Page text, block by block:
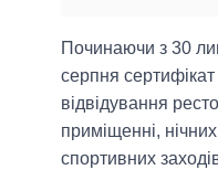
Починаючи з 30
серпня
відвідування
приміщенні,
спортивних